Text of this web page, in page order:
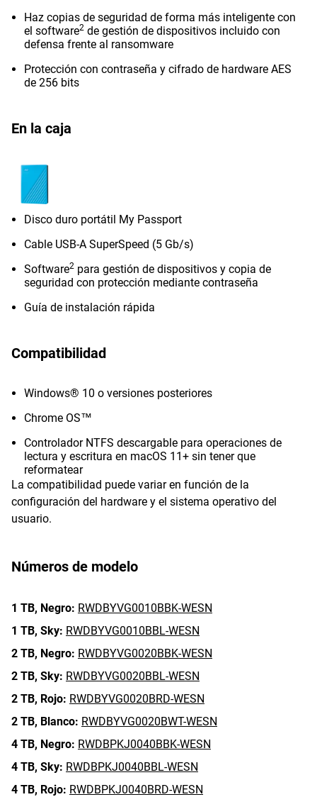
Haz copias de seguridad de forma más inteligente con
el software2 de gestión de dispositivos incluido con
defensa frente al ransomware
Protección con contraseña y cifrado de hardware AES
de 256 bits
En la caja
Disco duro portátil My Passport
Cable USB-A SuperSpeed (5 Gb/s)
Software2 para gestión de dispositivos y copia de
seguridad con protección mediante contraseña
Guía de instalación rápida
Compatibilidad
Windows® 10 o versiones posteriores
Chrome OS™
Controlador NTFS descargable para operaciones de
lectura y escritura en macOS 11+ sin tener que
reformatear
La compatibilidad puede variar en función de la
configuración del hardware y el sistema operativo del
usuario.
Números de modelo
1 TB, Negro: RWDBYVG0010BBK-WESN
1 TB, Sky: RWDBYVG0010BBL-WESN
2 TB, Negro: RWDBYVG0020BBK-WESN
2 TB, Sky: RWDBYVG0020BBL-WESN
2 TB, Rojo: RWDBYVG0020BRD-WESN
2 TB, Blanco: RWDBYVG0020BWT-WESN
4 TB, Negro: RWDBPKJ0040BBK-WESN
4 TB, Sky: RWDBPKJ0040BBL-WESN
4 TB, Rojo: RWDBPKJ0040BRD-WESN